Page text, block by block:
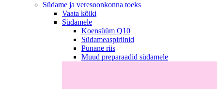
Südame ja veresoonkonna toeks
Vaata kõiki
Südamele
Koensüüm Q10
Südameaspiriinid
Punane riis
Muud preparaadid südamele